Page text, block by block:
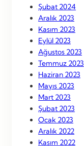
Şubat 2024
Aralık 2023
Kasım 2023
Eylül 2023
Ağustos 2023
Temmuz 2023
Haziran 2023
Mayıs 2023
Mart 2023
Şubat 2023
Ocak 2023
Aralık 2022
Kasım 2022